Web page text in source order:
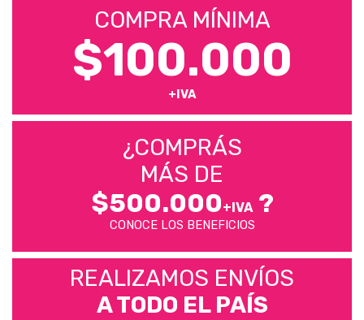
COMPRA MÍNIMA
$100.000
+IVA
¿COMPRÁS
MÁS DE
$500.000+IVA?
CONOCE LOS BENEFICIOS
REALIZAMOS ENVÍOS
A TODO EL PAÍS